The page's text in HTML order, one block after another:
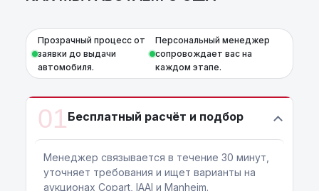
Прозрачный процесс от
заявки до выдачи
автомобиля.
Персональный менеджер
сопровождает вас на
каждом этапе.
01Бесплатный расчёт и подбор
Менеджер связывается в течение 30 минут,
уточняет требования и ищет варианты на
аукционах Copart, IAAI и Manheim.